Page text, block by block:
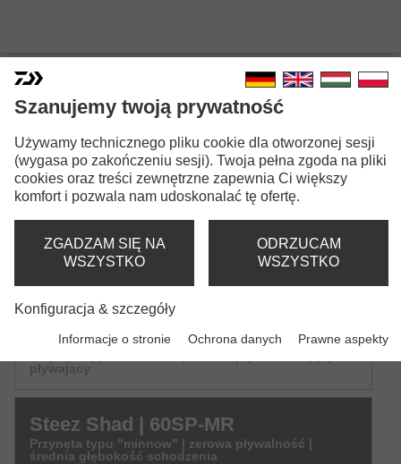
STEEZ SHAD
Steez Shad | 60SP-SR
pływający
Steez Shad | 60SP-MR
Przynęta typu "minnow" | zerowa pływalność |
średnia głębokość schodzenia
Szanujemy twoją prywatność
Używamy technicznego pliku cookie dla otworzonej sesji
(wygasa po zakończeniu sesji). Twoja pełna zgoda na pliki
cookies oraz treści zewnętrzne zapewnia Ci większy
komfort i pozwala nam udoskonalać tę ofertę.
ZGADZAM SIĘ NA
WSZYSTKO
ODRZUCAM
WSZYSTKO
Konfiguracja & szczegóły
Informacje o stronie Ochrona danych Prawne aspekty